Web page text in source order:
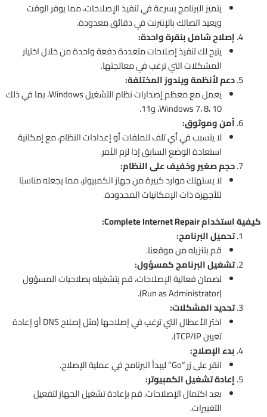
يتميز البرنامج بسرعة في تنفيذ الإصلاحات، مما يوفر الوقت
ويعيد اتصالك بالإنترنت في دقائق معدودة.
إصلاح شامل بنقرة واحدة:
يتيح لك تنفيذ إصلاحات متعددة دفعة واحدة من خلال اختيار
المشكلات التي ترغب في معالجتها.
دعم لأنظمة ويندوز المختلفة:
يعمل مع معظم إصدارات نظام التشغيل Windows، بما في ذلك
Windows 7، 8، 10، و11.
آمن وموثوق:
لا يتسبب في أي تلف للملفات أو إعدادات النظام، مع إمكانية
استعادة الوضع السابق إذا لزم الأمر.
حجم صغير وخفيف على النظام:
لا يستهلك موارد كبيرة من جهاز الكمبيوتر، مما يجعله مناسبًا
للأجهزة ذات الإمكانيات المحدودة.
كيفية استخدام Complete Internet Repair:
تحميل البرنامج:
قم بتنزيله من موقعنا.
تشغيل البرنامج كمسؤول:
لضمان فعالية الإصلاحات، قم بتشغيله بصلاحيات المسؤول
(Run as Administrator).
تحديد المشكلات:
اختر الأعطال التي ترغب في إصلاحها (مثل إصلاح DNS أو إعادة
تعيين TCP/IP).
بدء الإصلاح:
انقر على زر “Go” ليبدأ البرنامج في عملية الإصلاح.
إعادة تشغيل الكمبيوتر:
بعد اكتمال الإصلاحات، قم بإعادة تشغيل الجهاز لتفعيل
التغييرات.